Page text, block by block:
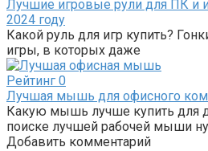
Лучшие игровые рули для ПК и
2024 году
Какой руль для игр купить?
игры, в которых даже
Рейтинг 0
Лучшая мышь для офисного
Какую мышь лучше купить для
поиске лучшей рабочей мыши
Добавить комментарий